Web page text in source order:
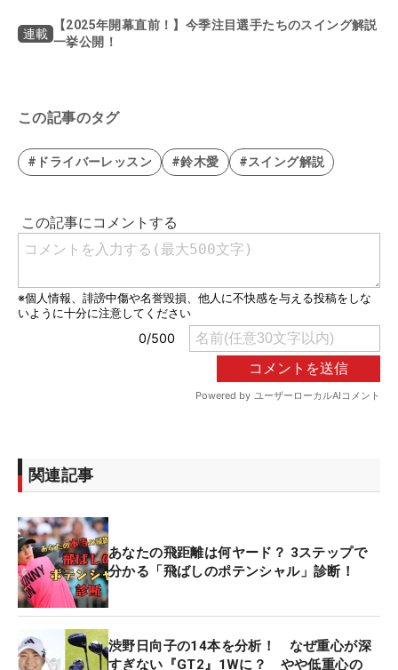
連載
【2025年開幕直前！】今季注目選手たちのスイング解説
一挙公開！
この記事のタグ
#ドライバーレッスン #鈴木愛 #スイング解説
関連記事
あなたの飛距離は何ヤード？ 3ステップで
分かる「飛ばしのポテンシャル」診断！
渋野日向子の14本を分析！ なぜ重心が深
すぎない『GT2』1Wに？ やや低重心の